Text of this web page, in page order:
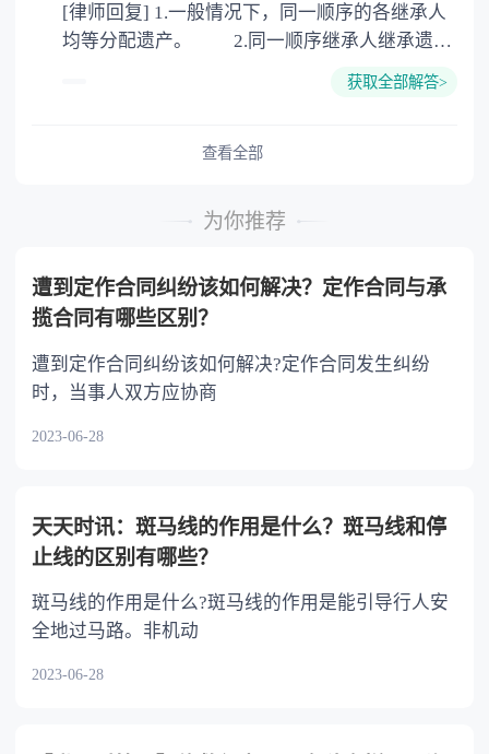
公证。
[律师回复] 1.一般情况下，同一顺序的各继承人
均等分配遗产。 2.同一顺序继承人继承遗产
或者与被继承人共同生活的继承人，分配遗产
的继承人，不尽扶养义务的，分配遗产时，应当
获取全部解答>
查看全部
为你推荐
遭到定作合同纠纷该如何解决？定作合同与承
揽合同有哪些区别？
遭到定作合同纠纷该如何解决?定作合同发生纠纷
时，当事人双方应协商
2023-06-28
天天时讯：斑马线的作用是什么？斑马线和停
止线的区别有哪些？
斑马线的作用是什么?斑马线的作用是能引导行人安
全地过马路。非机动
2023-06-28